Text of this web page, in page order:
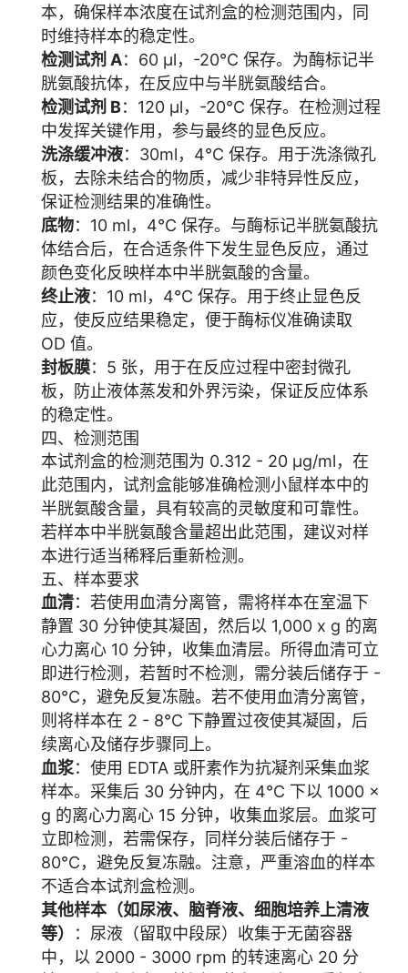
本，确保样本浓度在试剂盒的检测范围内，同
时维持样本的稳定性。
检测试剂 A：60 μl，-20°C 保存。为酶标记半
胱氨酸抗体，在反应中与半胱氨酸结合。
检测试剂 B：120 μl，-20°C 保存。在检测过程
中发挥关键作用，参与最终的显色反应。
洗涤缓冲液：30ml，4°C 保存。用于洗涤微孔
板，去除未结合的物质，减少非特异性反应，
保证检测结果的准确性。
底物：10 ml，4°C 保存。与酶标记半胱氨酸抗
体结合后，在合适条件下发生显色反应，通过
颜色变化反映样本中半胱氨酸的含量。
终止液：10 ml，4°C 保存。用于终止显色反
应，使反应结果稳定，便于酶标仪准确读取
OD 值。
封板膜：5 张，用于在反应过程中密封微孔
板，防止液体蒸发和外界污染，保证反应体系
的稳定性。
四、检测范围
本试剂盒的检测范围为 0.312 - 20 μg/ml，在
此范围内，试剂盒能够准确检测小鼠样本中的
半胱氨酸含量，具有较高的灵敏度和可靠性。
若样本中半胱氨酸含量超出此范围，建议对样
本进行适当稀释后重新检测。
五、样本要求
血清：若使用血清分离管，需将样本在室温下
静置 30 分钟使其凝固，然后以 1,000 x g 的离
心力离心 10 分钟，收集血清层。所得血清可立
即进行检测，若暂时不检测，需分装后储存于 -
80°C，避免反复冻融。若不使用血清分离管，
则将样本在 2 - 8°C 下静置过夜使其凝固，后
续离心及储存步骤同上。
血浆：使用 EDTA 或肝素作为抗凝剂采集血浆
样本。采集后 30 分钟内，在 4°C 下以 1000 ×
g 的离心力离心 15 分钟，收集血浆层。血浆可
立即检测，若需保存，同样分装后储存于 -
80°C，避免反复冻融。注意，严重溶血的样本
不适合本试剂盒检测。
其他样本（如尿液、脑脊液、细胞培养上清液
等）
：尿液（留取中段尿）收集于无菌容器
中，以 2000 - 3000 rpm 的转速离心 20 分